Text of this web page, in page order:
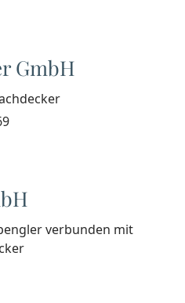
GmbH
verbunden mit